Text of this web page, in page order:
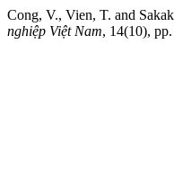
Cong, V., Vien, T. and
nghiệp Việt Nam, 14(10),